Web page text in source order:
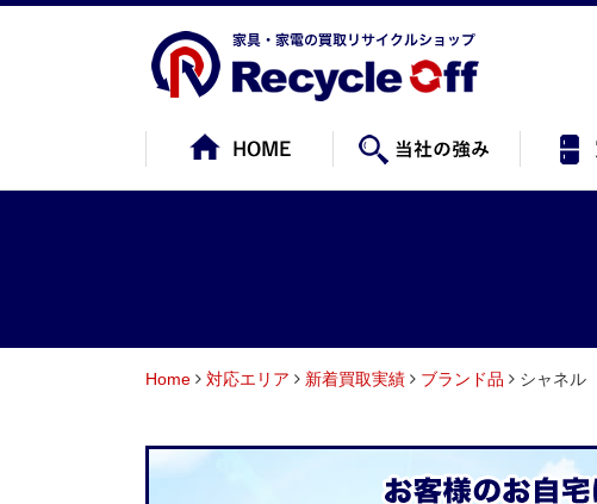
Home 対応エリア 新着買取実績 ブランド品 シャネル